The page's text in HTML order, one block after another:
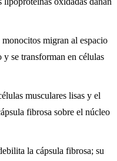
monocitos migran al espacio
se transforman en células
musculares lisas y el
fibrosa sobre el núcleo
la cápsula fibrosa; su